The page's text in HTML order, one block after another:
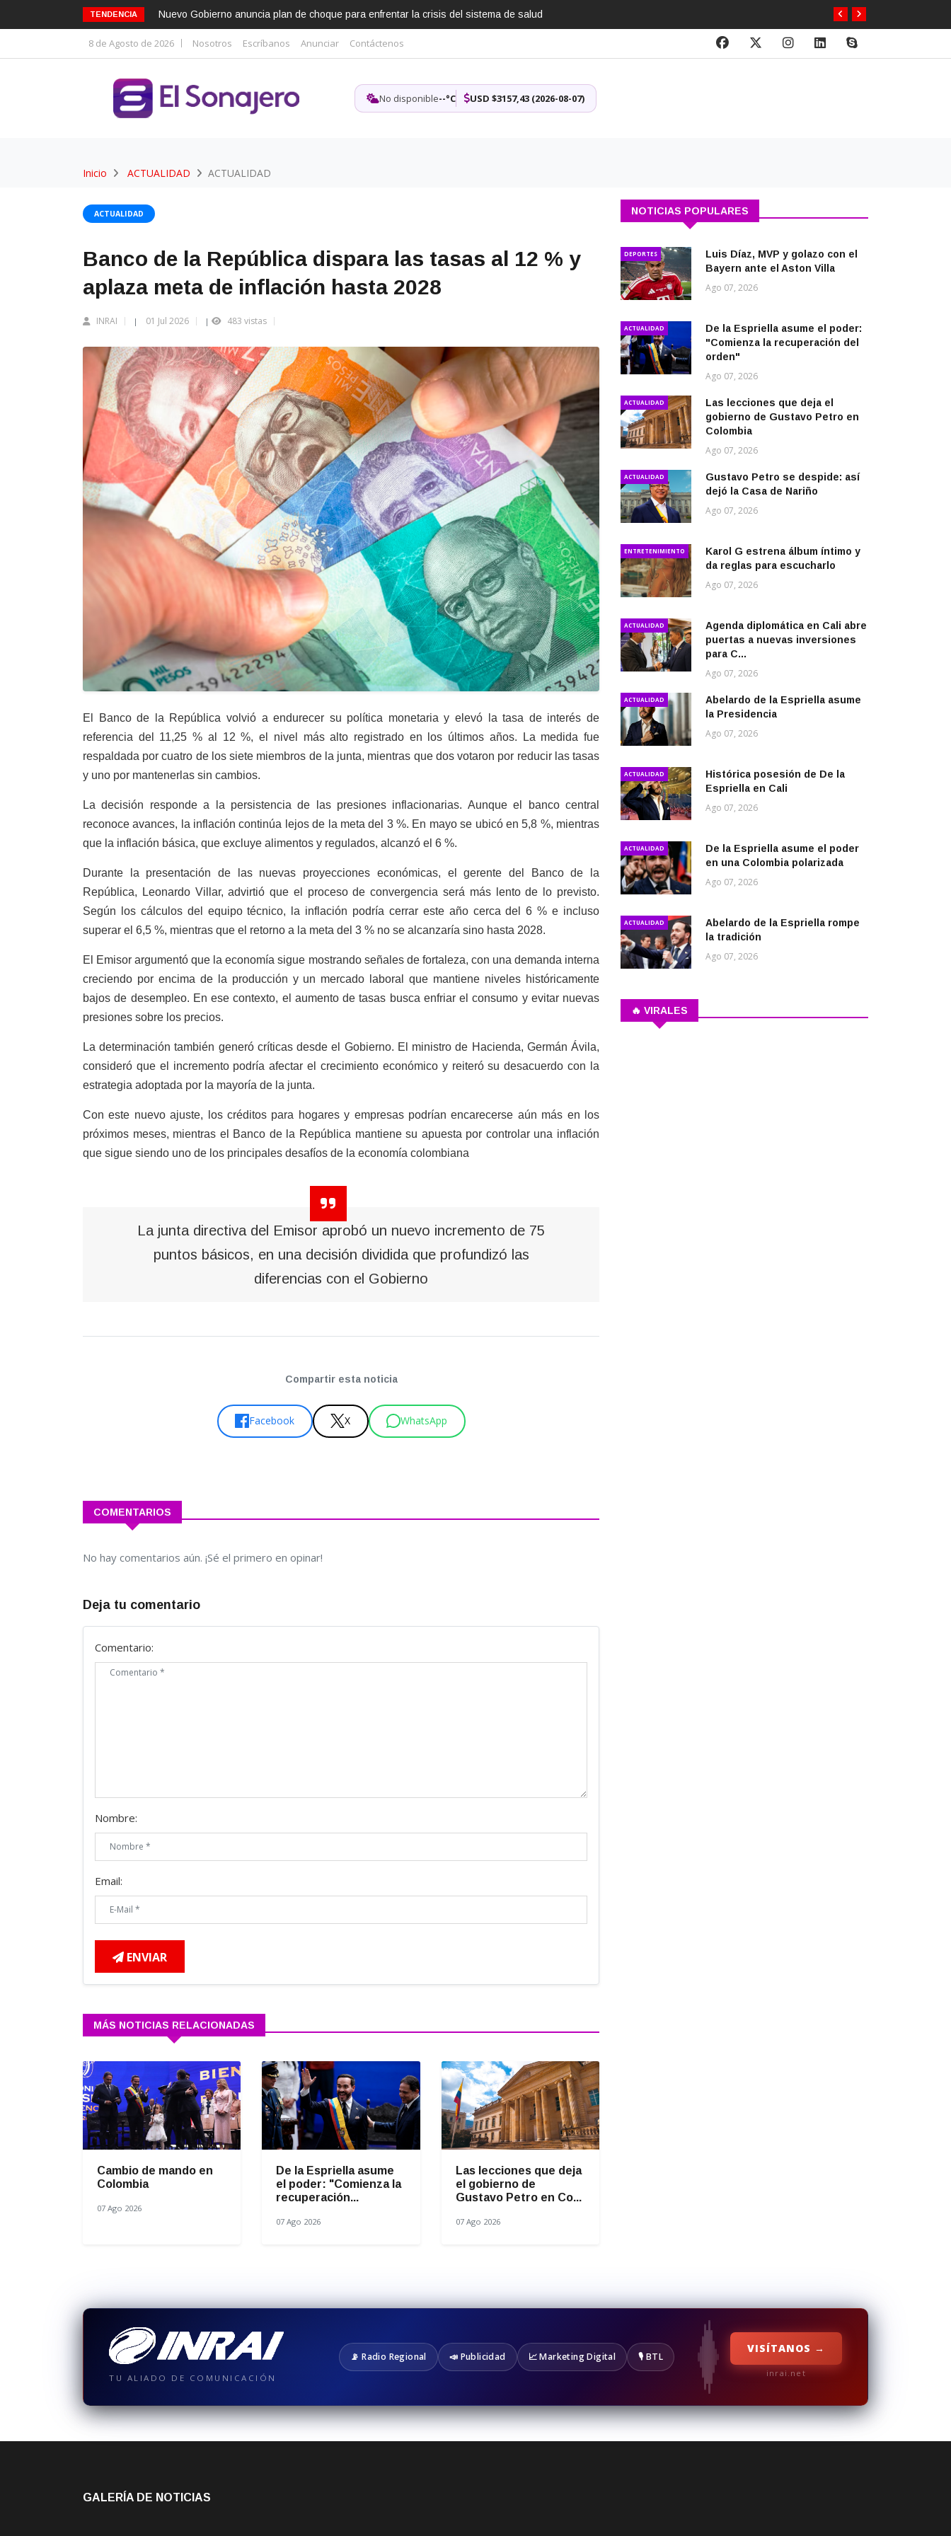
TENDENCIA Nuevo Gobierno anuncia plan de choque para enfrentar la crisis del sistema de salud
8 de Agosto de 2026 Nosotros Escríbanos Anunciar Contáctenos
No disponible--°C USD $3157,43 (2026-08-07)
Inicio ACTUALIDAD ACTUALIDAD
ACTUALIDAD
Banco de la República dispara las tasas al 12 % y
aplaza meta de inflación hasta 2028
INRAI | 01 Jul 2026 | 483 vistas
El Banco de la República volvió a endurecer su política monetaria y elevó la tasa de interés de
referencia del 11,25 % al 12 %, el nivel más alto registrado en los últimos años. La medida fue
respaldada por cuatro de los siete miembros de la junta, mientras que dos votaron por reducir las tasas
y uno por mantenerlas sin cambios.
La decisión responde a la persistencia de las presiones inflacionarias. Aunque el banco central
reconoce avances, la inflación continúa lejos de la meta del 3 %. En mayo se ubicó en 5,8 %, mientras
que la inflación básica, que excluye alimentos y regulados, alcanzó el 6 %.
Durante la presentación de las nuevas proyecciones económicas, el gerente del Banco de la
República, Leonardo Villar, advirtió que el proceso de convergencia será más lento de lo previsto.
Según los cálculos del equipo técnico, la inflación podría cerrar este año cerca del 6 % e incluso
superar el 6,5 %, mientras que el retorno a la meta del 3 % no se alcanzaría sino hasta 2028.
El Emisor argumentó que la economía sigue mostrando señales de fortaleza, con una demanda interna
creciendo por encima de la producción y un mercado laboral que mantiene niveles históricamente
bajos de desempleo. En ese contexto, el aumento de tasas busca enfriar el consumo y evitar nuevas
presiones sobre los precios.
La determinación también generó críticas desde el Gobierno. El ministro de Hacienda, Germán Ávila,
consideró que el incremento podría afectar el crecimiento económico y reiteró su desacuerdo con la
estrategia adoptada por la mayoría de la junta.
Con este nuevo ajuste, los créditos para hogares y empresas podrían encarecerse aún más en los
próximos meses, mientras el Banco de la República mantiene su apuesta por controlar una inflación
que sigue siendo uno de los principales desafíos de la economía colombiana
La junta directiva del Emisor aprobó un nuevo incremento de 75
puntos básicos, en una decisión dividida que profundizó las
diferencias con el Gobierno
Compartir esta noticia
Facebook X WhatsApp
COMENTARIOS
No hay comentarios aún. ¡Sé el primero en opinar!
Deja tu comentario
Comentario:
Nombre:
Email:
ENVIAR
MÁS NOTICIAS RELACIONADAS
Cambio de mando en
Colombia
07 Ago 2026
De la Espriella asume
el poder: "Comienza la
recuperación...
07 Ago 2026
Las lecciones que deja
el gobierno de
Gustavo Petro en Co...
07 Ago 2026
NOTICIAS POPULARES
DEPORTES
Luis Díaz, MVP y golazo con el
Bayern ante el Aston Villa
Ago 07, 2026
ACTUALIDAD
De la Espriella asume el poder:
"Comienza la recuperación del
orden"
Ago 07, 2026
ACTUALIDAD
Las lecciones que deja el
gobierno de Gustavo Petro en
Colombia
Ago 07, 2026
ACTUALIDAD
Gustavo Petro se despide: así
dejó la Casa de Nariño
Ago 07, 2026
ENTRETENIMIENTO
Karol G estrena álbum íntimo y
da reglas para escucharlo
Ago 07, 2026
ACTUALIDAD
Agenda diplomática en Cali abre
puertas a nuevas inversiones
para C...
Ago 07, 2026
ACTUALIDAD
Abelardo de la Espriella asume
la Presidencia
Ago 07, 2026
ACTUALIDAD
Histórica posesión de De la
Espriella en Cali
Ago 07, 2026
ACTUALIDAD
De la Espriella asume el poder
en una Colombia polarizada
Ago 07, 2026
ACTUALIDAD
Abelardo de la Espriella rompe
la tradición
Ago 07, 2026
🔥 VIRALES
TU ALIADO DE COMUNICACIÓN
📡 Radio Regional 📣 Publicidad 📈 Marketing Digital 🎙️ BTL
VISÍTANOS →
inrai.net
GALERÍA DE NOTICIAS